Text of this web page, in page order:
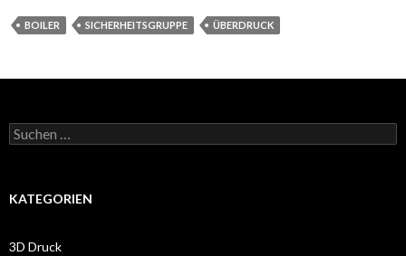
BOILER SICHERHEITSGRUPPE ÜBERDRUCK
Suche
nach:
KATEGORIEN
3D Druck